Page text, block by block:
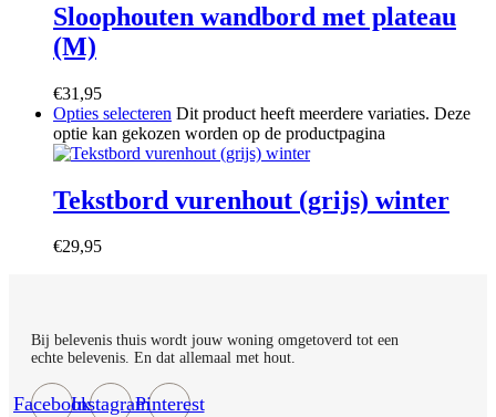
Sloophouten wandbord met plateau
(M)
€31,95
Opties selecteren Dit product heeft meerdere variaties. Deze
optie kan gekozen worden op de productpagina
Tekstbord vurenhout (grijs) winter
€29,95
Bij belevenis thuis wordt jouw woning omgetoverd tot een
echte belevenis. En dat allemaal met hout.
FacebookInstagramPinterest